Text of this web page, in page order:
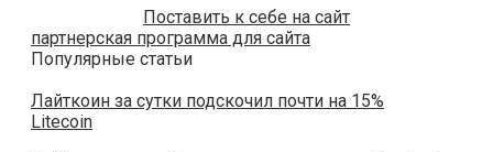
Поставить к себе на сайт
партнерская программа для сайта
Популярные статьи
Лайткоин за сутки подскочил почти на 15%
Litecoin